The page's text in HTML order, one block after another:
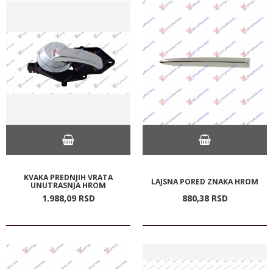
KVAKA PREDNJIH VRATA
UNUTRASNJA HROM
1.988,09 RSD
LAJSNA PORED ZNAKA HROM
880,38 RSD